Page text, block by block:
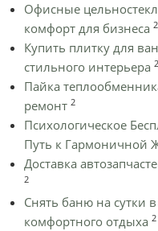
Офисные
комфорт для бизнеса 2
Купить плитку для
стильного интерьера 2
Пайка
ремонт 2
Психологическое
Путь к Гармоничной
Доставка
2
Снять баню на сутки
комфортного отдыха 2